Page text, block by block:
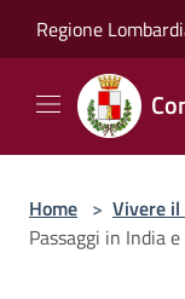
Regione
Home > Vivere il
Passaggi in India